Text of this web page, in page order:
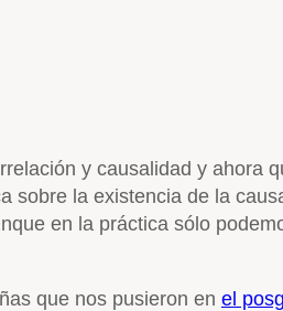
y causalidad y ahora
sobre la existencia de la
en la práctica sólo
que nos pusieron en el